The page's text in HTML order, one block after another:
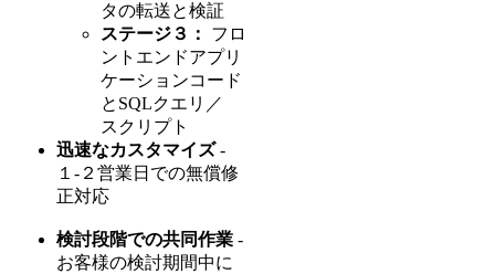
タの転送と検証
ステージ３：
フロ
ントエンドアプリ
ケーションコード
とSQLクエリ／
スクリプト
迅速なカスタマイズ-
１-２営業日での無償修
正対応
検討段階での共同作業 -
お客様の検討期間中に